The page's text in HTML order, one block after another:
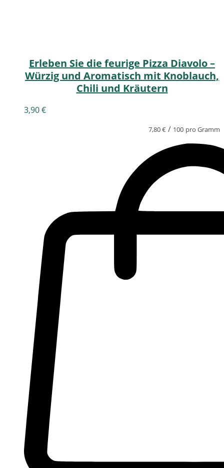
Erleben Sie die feurige Pizza Diavolo –
Würzig und Aromatisch mit Knoblauch,
Chili und Kräutern
3,90€
7,80€ / 100 pro Gramm